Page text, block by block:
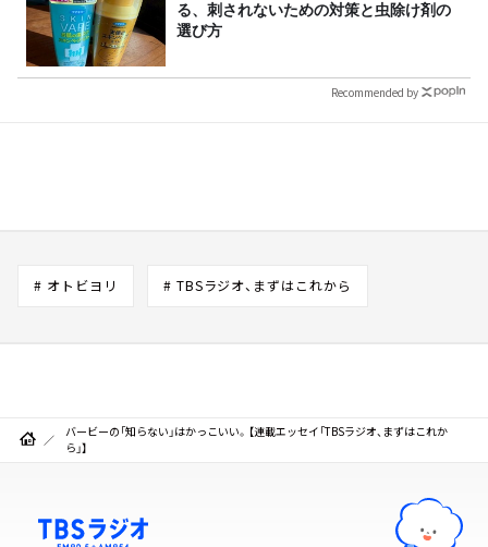
る、刺されないための対策と虫除け剤の
選び方
Recommended by
# オトビヨリ # TBSラジオ、まずはこれから
バービーの「知らない」はかっこいい。【連載エッセイ「TBSラジオ、まずはこれか
ら」】